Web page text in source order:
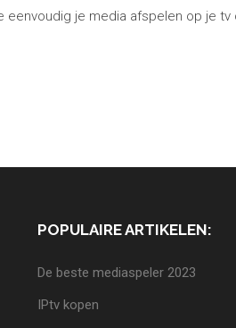
eenvoudig je media afspelen op je
POPULAIRE ARTIKELEN:
De beste mediaspeler 2023
IPtv kopen